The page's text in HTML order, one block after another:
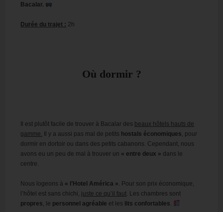
Bacalar.
Durée du trajet : 2h
Où dormir ?
Il est plutôt facile de trouver à Bacalar des beaux hôtels hauts de
gamme. Il y a aussi pas mal de petits hostals économiques , pour
dormir en dortoir ou dans des petits cabanons. Cependant, nous
avons eu un peu de mal à trouver un « entre deux » dans le
centre.
Nous logeons à « l’Hotel América » . Pour son prix économique,
l’hôtel est sans chichi, juste ce qu’il faut . Les chambres sont
propres , le personnel agréable et les lits confortables